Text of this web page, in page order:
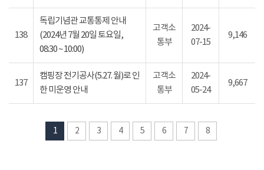
138
독립기념관 교통통제 안내
(2024년 7월 20일 토요일,
08:30 ~ 10:00)
고객소
통부
2024-
07-15
9,146
137
캠핑장 전기공사(5.27. 월)로 인
한 미운영 안내
고객소
통부
2024-
05-24
9,667
1 2 3 4 5 6 7 8